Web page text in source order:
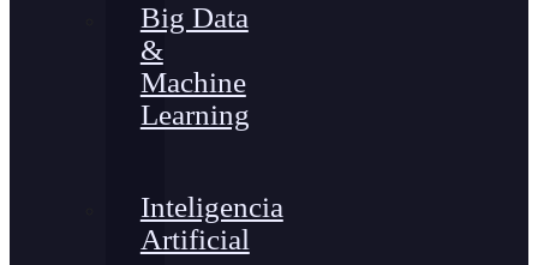
Big Data
&
Machine
Learning
Inteligencia
Artificial